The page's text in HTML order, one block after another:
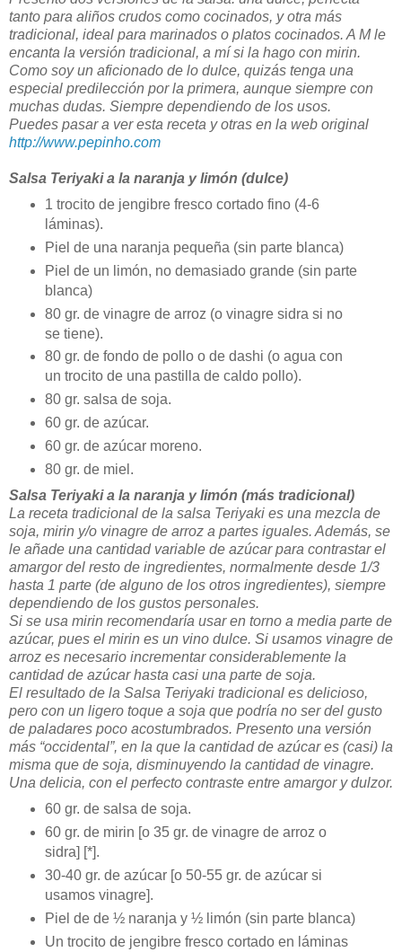
tanto para aliños crudos como cocinados, y otra más
tradicional, ideal para marinados o platos cocinados. A M le
encanta la versión tradicional, a mí si la hago con mirin.
Como soy un aficionado de lo dulce, quizás tenga una
especial predilección por la primera, aunque siempre con
muchas dudas. Siempre dependiendo de los usos.
Puedes pasar a ver esta receta y otras en la web original
http://www.pepinho.com
Salsa Teriyaki a la naranja y limón (dulce)
1 trocito de jengibre fresco cortado fino (4-6
láminas).
Piel de una naranja pequeña (sin parte blanca)
Piel de un limón, no demasiado grande (sin parte
blanca)
80 gr. de vinagre de arroz (o vinagre sidra si no
se tiene).
80 gr. de fondo de pollo o de dashi (o agua con
un trocito de una pastilla de caldo pollo).
80 gr. salsa de soja.
60 gr. de azúcar.
60 gr. de azúcar moreno.
80 gr. de miel.
Salsa Teriyaki a la naranja y limón (más tradicional)
La receta tradicional de la salsa Teriyaki es una mezcla de
soja, mirin y/o vinagre de arroz a partes iguales. Además, se
le añade una cantidad variable de azúcar para contrastar el
amargor del resto de ingredientes, normalmente desde 1/3
hasta 1 parte (de alguno de los otros ingredientes), siempre
dependiendo de los gustos personales.
Si se usa mirin recomendaría usar en torno a media parte de
azúcar, pues el mirin es un vino dulce. Si usamos vinagre de
arroz es necesario incrementar considerablemente la
cantidad de azúcar hasta casi una parte de soja.
El resultado de la Salsa Teriyaki tradicional es delicioso,
pero con un ligero toque a soja que podría no ser del gusto
de paladares poco acostumbrados. Presento una versión
más “occidental”, en la que la cantidad de azúcar es (casi) la
misma que de soja, disminuyendo la cantidad de vinagre.
Una delicia, con el perfecto contraste entre amargor y dulzor.
60 gr. de salsa de soja.
60 gr. de mirin [o 35 gr. de vinagre de arroz o
sidra] [*].
30-40 gr. de azúcar [o 50-55 gr. de azúcar si
usamos vinagre].
Piel de de ½ naranja y ½ limón (sin parte blanca)
Un trocito de jengibre fresco cortado en láminas